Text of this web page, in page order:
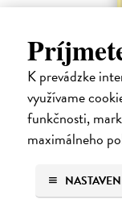
K prevádzke
využívame
funkčnosti,
maximálneho
Alica a hmyz
Dúbravský Andrej|
Alica je zvedavá
fascinovaní ríšou
Na sklade
28,03 €
28,90 € ?